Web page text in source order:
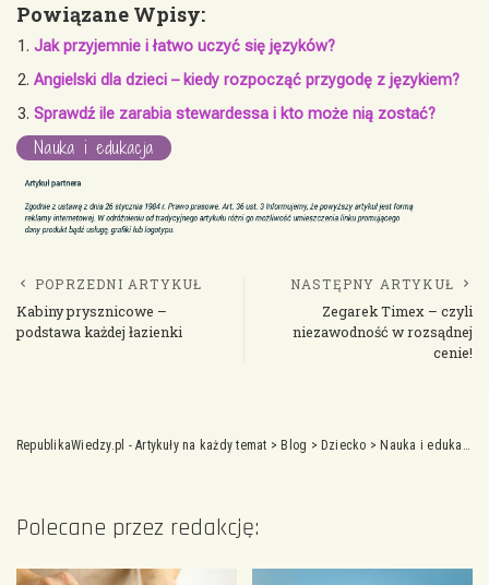
Powiązane Wpisy:
Jak przyjemnie i łatwo uczyć się języków?
Angielski dla dzieci – kiedy rozpocząć przygodę z językiem?
Sprawdź ile zarabia stewardessa i kto może nią zostać?
Nauka i edukacja
POPRZEDNI ARTYKUŁ
Kabiny prysznicowe –
podstawa każdej łazienki
NASTĘPNY ARTYKUŁ
Zegarek Timex – czyli
niezawodność w rozsądnej
cenie!
RepublikaWiedzy.pl - Artykuły na każdy temat > Blog > Dziecko > Nauka i edukacja
Polecane przez redakcję: